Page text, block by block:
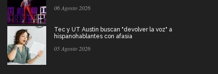
06 Agosto 2026
Tec y UT Austin buscan "devolver la voz" a
hispanohablantes con afasia
05 Agosto 2026